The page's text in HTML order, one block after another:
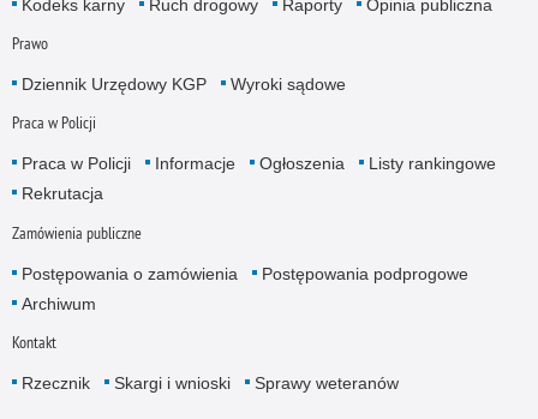
Kodeks karny
Ruch drogowy Raporty Opinia publiczna
Prawo
Dziennik Urzędowy KGP Wyroki sądowe
Praca w Policji
Praca w Policji Informacje Ogłoszenia
Listy rankingowe
Rekrutacja
Zamówienia publiczne
Postępowania o zamówienia
Postępowania podprogowe
Archiwum
Kontakt
Rzecznik Skargi i wnioski Sprawy weteranów